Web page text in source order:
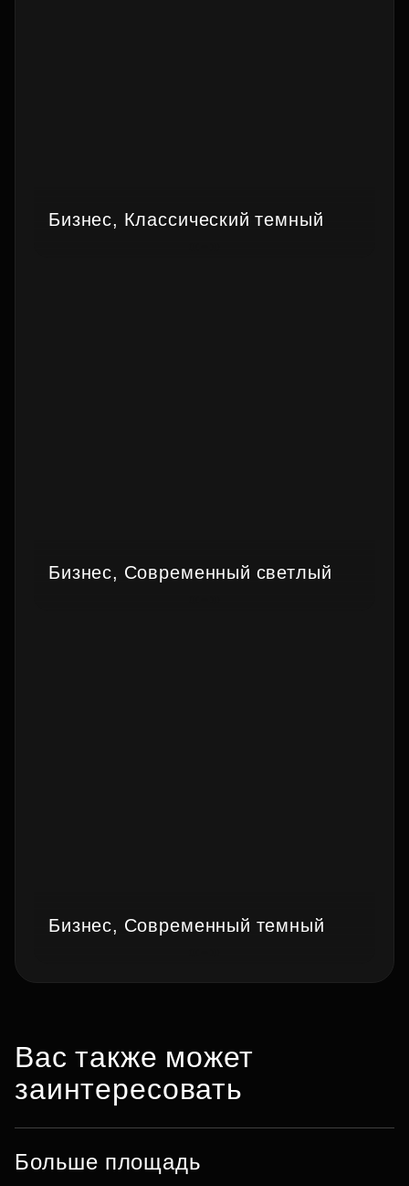
Бизнес, Классический темный
Бизнес, Современный светлый
Бизнес, Современный темный
Вас также может
заинтересовать
Больше площадь